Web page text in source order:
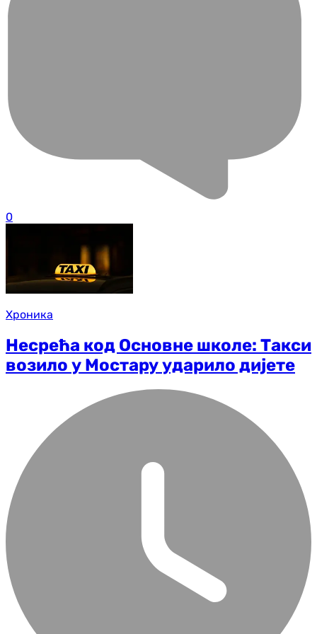
0
Хроника
Несрећа код Основне школе: Такси
возило у Мостару ударило дијете